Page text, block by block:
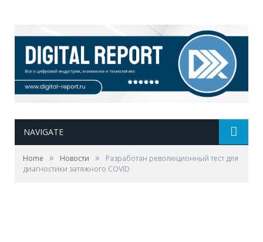
NAVIGATE
Home » Новости »
Разработан революционный тест для
диагностики затяжного COVID